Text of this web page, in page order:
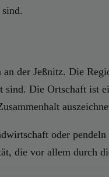
der Jeßnitz. Die
Die Ortschaft ist
oder
die vor allem durch